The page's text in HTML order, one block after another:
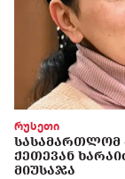
რუსეთი
ᲡᲐᲡᲐᲛᲐᲠᲗᲚᲝᲛ
ᲥᲔᲗᲔᲕᲐᲜ
ᲛᲘᲣᲡᲐᲯᲐ